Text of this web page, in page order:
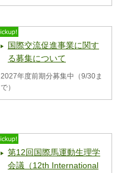
国際交流促進事業に関す
る募集について
2027年度前期分募集中（9/30ま
で）
第12回国際馬運動生理学
会議（12th International